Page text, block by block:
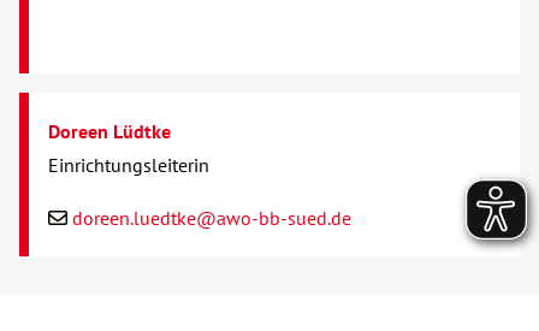
Doreen Lüdtke
Einrichtungsleiterin
doreen.luedtke@awo-bb-sued.de